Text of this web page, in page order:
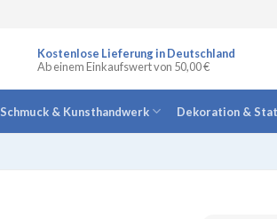
Kostenlose Lieferung in Deutschland
Ab einem Einkaufswert von 50,00 €
Schmuck & Kunsthandwerk Dekoration &